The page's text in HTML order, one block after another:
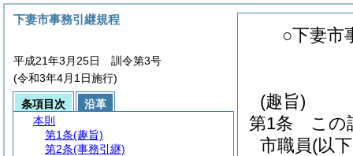
○下妻市
(趣旨)
第1条
この
市職員(以
下妻市事務引継規程
平成21年3月25日 訓令第3号
(令和3年4月1日施行)
条項目次
沿革
本則
第1条(趣旨)
第2条(事務引継)